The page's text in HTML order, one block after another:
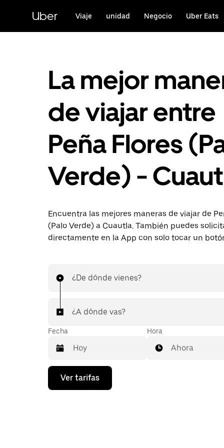
contenido
principal
Uber Viaje unidad Negocio Uber Eats
La mejor
de viajar entre
Peña Flores
Verde) -
Encuentra las mejores maneras de viajar de
(Palo Verde) a Cuautla. También puedes
directamente en la App con solo tocar un
¿De dónde vienes?
¿A dónde vas?
Fecha
Presiona
flecha
Hora
Ahora
Ver tarifas